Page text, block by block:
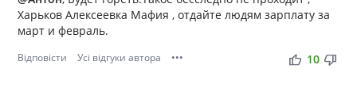
Харьков Алексеевка Мафия , отдайте людям зарплату за
март и февраль.
Відповісти Усі відгуки автора ••• thumb_up thumb_down
10